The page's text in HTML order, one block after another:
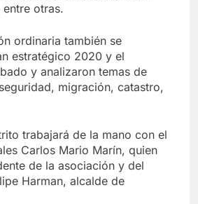
otras.
ordinaria también se
estratégico 2020 y el
y analizaron temas de
migración, catastro,
trabajará de la mano con el
Carlos Mario Marín, quien
de la asociación y del
Harman, alcalde de